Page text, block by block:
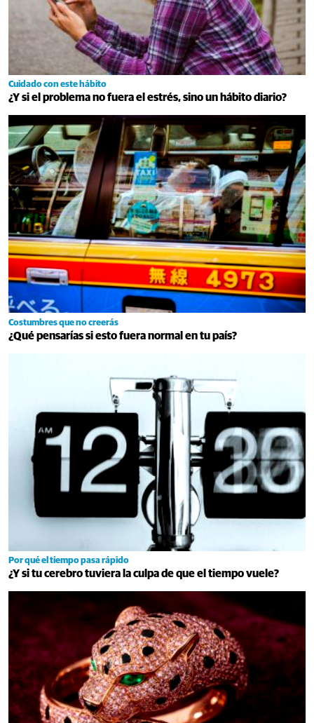
Cuidado con este hábito
¿Y si el problema no fuera el estrés, sino un hábito diario?
Costumbres que no creerás
¿Qué pensarías si esto fuera normal en tu país?
Por qué el tiempo pasa rápido
¿Y si tu cerebro tuviera la culpa de que el tiempo vuele?